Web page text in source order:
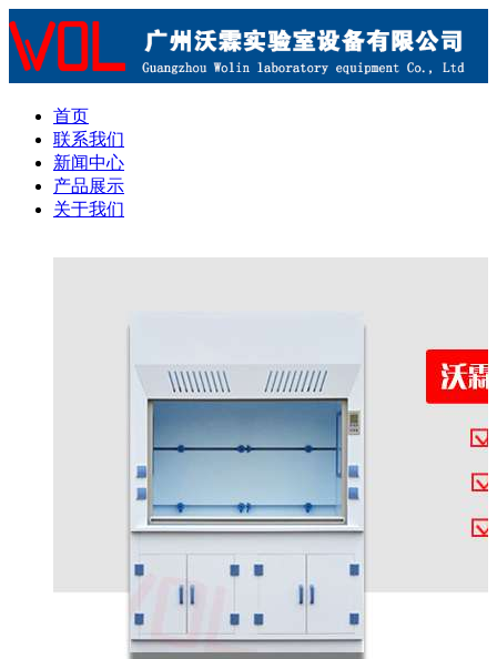
首页
联系我们
新闻中心
产品展示
关于我们